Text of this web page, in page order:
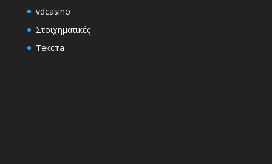
vdcasino
Στοιχηματικές
Текста